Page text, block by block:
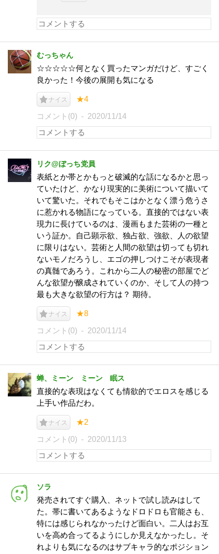
むっちゃん
☆☆☆☆☆何となく買ったマンガだけど、すごく
良かった！今後の展開も気になる
ナイス ★4
コメント(0) 2020/11/14
リク@ぼっち党員
表紙とか帯とかもっと破滅的な話になるかと思っ
ていたけど、かなり現実的に美術について描いて
いて驚いた。それでもそこはかとなく漂う危うさ
に惹かれる物語になっている。直接的ではない表
現力に長けているのは、漫画もまた芸術の一種と
いう証か。自己顕示欲、独占欲、強欲、人の欲望
に限りはない。芸術と人間の欲望は切っても切れ
ないモノだろうし、エゴの押しつけこそが表現者
の真髄であろう。これから二人の秘密の部屋でど
んな欲望が醸成されていくのか、そして人の持つ
最も大きな欲望の行方は？ 期待。
ナイス ★8
コメント(0) 2020/11/14
蝉、ミーン ミーン 眠ス
直接的な表現はなくても情欲的でエロスを感じる
上手い作品だわ。
ナイス ★2
コメント(0) 2020/11/13
ソラ
発売されてすぐ購入、ネットで試し読みはして
た。帯に書いてあるようなドロドロも官能さも、
特には感じられなかったけど面白い。二人はお互
いを高め合ってるようにしか見えなかったし。そ
れよりも気になるのはサブキャラ的なポジション